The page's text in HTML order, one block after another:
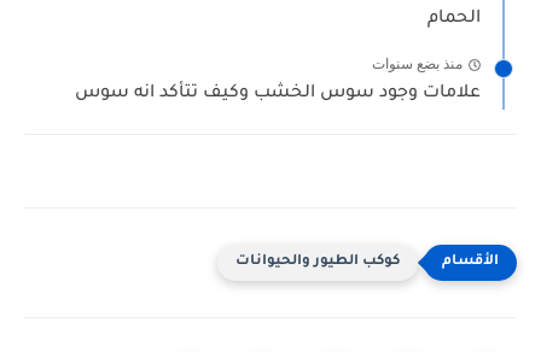
الحمام
منذ بضع سنوات
علامات وجود سوس الخشب وكيف تتأكد انه سوس
كوكب الطيور والحيوانات